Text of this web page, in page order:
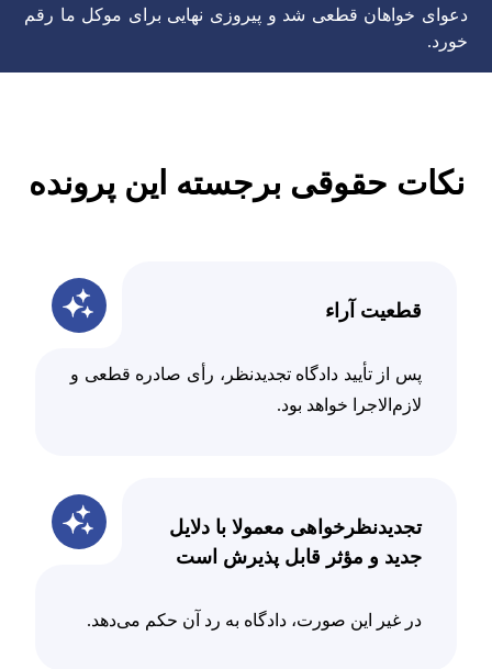
دعوای خواهان قطعی شد و پیروزی نهایی برای موکل ما رقم
خورد.
نکات حقوقی برجسته این پرونده
قطعیت آراء
پس از تأیید دادگاه تجدیدنظر، رأی صادره قطعی و
لازم‌الاجرا خواهد بود.
تجدیدنظرخواهی معمولا با دلایل
جدید و مؤثر قابل پذیرش است
در غیر این صورت، دادگاه به رد آن حکم می‌دهد.